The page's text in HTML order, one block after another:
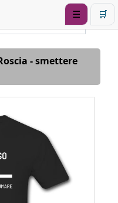
☰ 🛒
- smettere